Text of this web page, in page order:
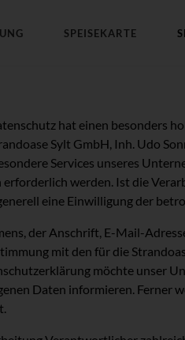
SPEISEKARTE
hat einen besonders
Sylt GmbH, Inh. Udo
Services unseres
werden. Ist die
eine Einwilligung der
der Anschrift, E-Mail-
mit den für die
möchte unser
Daten informieren. Ferner